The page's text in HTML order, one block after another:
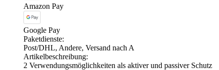
Amazon Pay
Google Pay
Paketdienste:
Post/DHL, Andere, Versand nach A
Artikelbeschreibung:
2 Verwendungsmöglichkeiten als aktiver und passiver Schutz